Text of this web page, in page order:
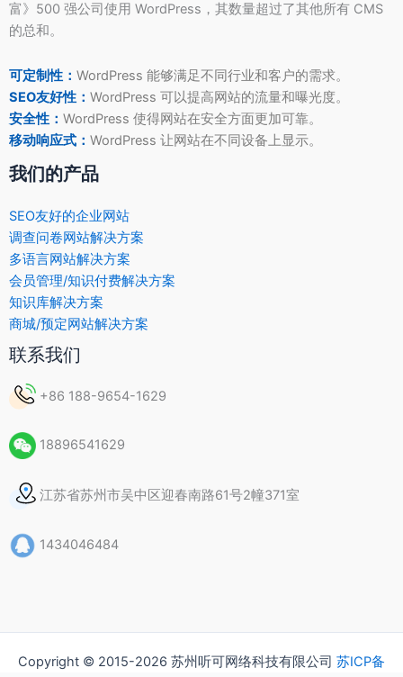
富》500 强公司使用 WordPress，其数量超过了其他所有 CMS
的总和。
可定制性： WordPress 能够满足不同行业和客户的需求。
SEO友好性： WordPress 可以提高网站的流量和曝光度。
安全性： WordPress 使得网站在安全方面更加可靠。
移动响应式： WordPress 让网站在不同设备上显示。
我们的产品
SEO友好的企业网站
调查问卷网站解决方案
多语言网站解决方案
会员管理/知识付费解决方案
知识库解决方案
商城/预定网站解决方案
联系我们
+86 188-9654-1629
18896541629
江苏省苏州市吴中区迎春南路61号2幢371室
1434046484
Copyright © 2015-2026 苏州听可网络科技有限公司 苏ICP备